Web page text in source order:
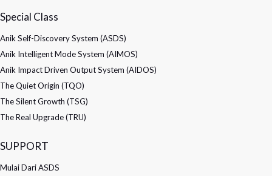
Special Class
Anik Self-Discovery System (ASDS)
Anik Intelligent Mode System (AIMOS)
Anik Impact Driven Output System (AIDOS)
The Quiet Origin (TQO)
The Silent Growth (TSG)
The Real Upgrade (TRU)
SUPPORT
Mulai Dari ASDS